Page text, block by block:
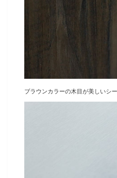
ブラウンカラーの木目が美しいシ